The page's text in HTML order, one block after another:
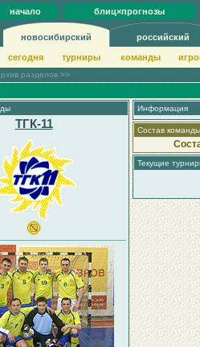
начало блиц×прогнозы
новосибирский российский
сегодня турниры команды
разделов >>
ТГК-11
Информация
Состав команды
Текущие